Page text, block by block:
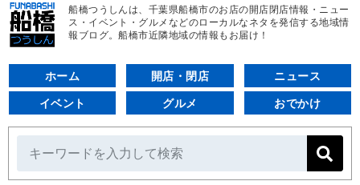
船橋つうしんは、千葉県船橋市のお店の開店閉店情報・ニュー
ス・イベント・グルメなどのローカルなネタを発信する地域情
報ブログ。船橋市近隣地域の情報もお届け！
ホーム 開店・閉店 ニュース
イベント グルメ おでかけ